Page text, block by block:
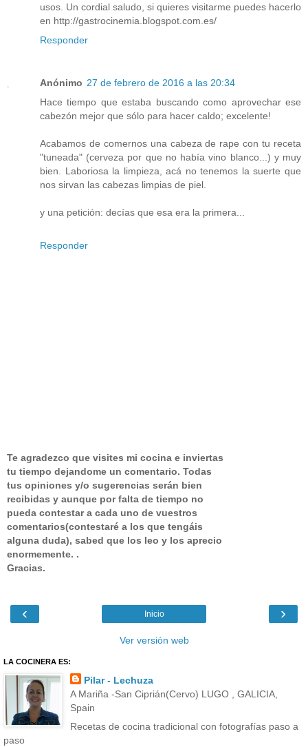
usos. Un cordial saludo, si quieres visitarme puedes hacerlo
en http://gastrocinemia.blogspot.com.es/
Responder
Anónimo 27 de febrero de 2016 a las 20:34
Hace tiempo que estaba buscando como aprovechar ese
cabezón mejor que sólo para hacer caldo; excelente!
Acabamos de comernos una cabeza de rape con tu receta
"tuneada" (cerveza por que no había vino blanco...) y muy
bien. Laboriosa la limpieza, acá no tenemos la suerte que
nos sirvan las cabezas limpias de piel.
y una petición: decías que esa era la primera...
Responder
Te agradezco que visites mi cocina e inviertas
tu tiempo dejandome un comentario. Todas
tus opiniones y/o sugerencias serán bien
recibidas y aunque por falta de tiempo no
pueda contestar a cada uno de vuestros
comentarios(contestaré a los que tengáis
alguna duda), sabed que los leo y los aprecio
enormemente. .
Gracias.
‹ ›
Inicio
Ver versión web
LA COCINERA ES:
Pilar - Lechuza
A Mariña -San Ciprián(Cervo) LUGO , GALICIA,
Spain
Recetas de cocina tradicional con fotografías paso a
paso